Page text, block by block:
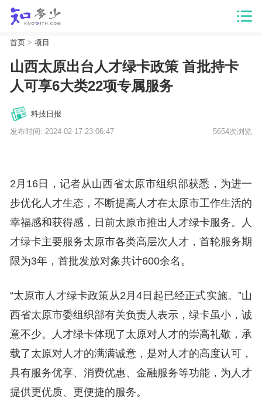
首页> 项目
山西太原出台人才绿卡政策 首批持卡
人可享6大类22项专属服务
科技日报
发布时间: 2024-02-17 23:06:47 5654次浏览
2月16日，记者从山西省太原市组织部获悉，为进一
步优化人才生态，不断提高人才在太原市工作生活的
幸福感和获得感，日前太原市推出人才绿卡服务。人
才绿卡主要服务太原市各类高层次人才，首轮服务期
限为3年，首批发放对象共计600余名。
“太原市人才绿卡政策从2月4日起已经正式实施。”山
西省太原市委组织部有关负责人表示，绿卡虽小，诚
意不少。人才绿卡体现了太原对人才的崇高礼敬，承
载了太原对人才的满满诚意，是对人才的高度认可，
具有服务优享、消费优惠、金融服务等功能，为人才
提供更优质、更便捷的服务。